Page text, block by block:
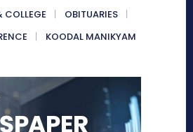
COLLEGE
OBITUARIES
KOODAL MANIKYAM